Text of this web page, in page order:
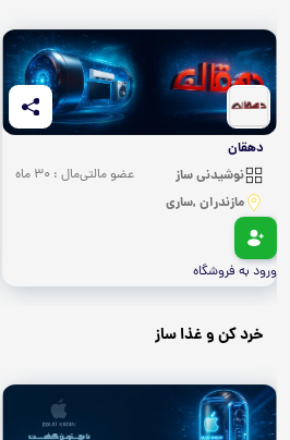
دهقان
نوشیدنی ساز
مازندران ,ساری
عضو مالتی‌مال : 30 ماه
ورود به فروشگاه
خرد کن و غذا ساز